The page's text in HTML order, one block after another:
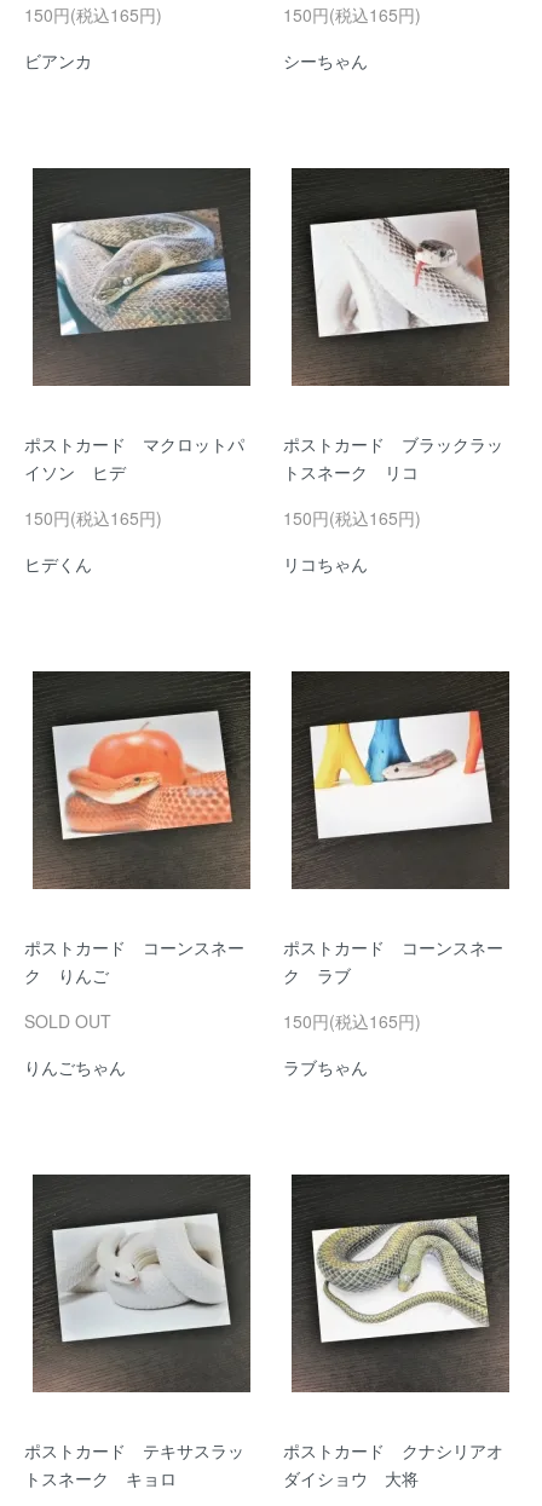
150円(税込165円)
ビアンカ
150円(税込165円)
シーちゃん
ポストカード マクロットパ
イソン ヒデ
150円(税込165円)
ヒデくん
ポストカード ブラックラッ
トスネーク リコ
150円(税込165円)
リコちゃん
ポストカード コーンスネー
ク りんご
SOLD OUT
りんごちゃん
ポストカード コーンスネー
ク ラブ
150円(税込165円)
ラブちゃん
ポストカード テキサスラッ
トスネーク キョロ
ポストカード クナシリアオ
ダイショウ 大将